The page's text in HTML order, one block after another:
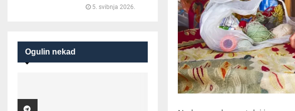
5. svibnja 2026.
Ogulin nekad